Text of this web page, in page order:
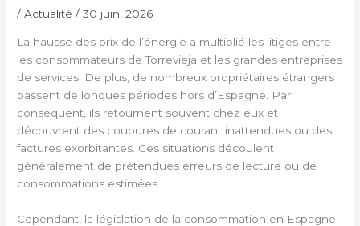
/Actualité /30 juin, 2026
La hausse des prix de l’énergie a multiplié les litiges entre
les consommateurs de Torrevieja et les grandes entreprises
de services. De plus, de nombreux propriétaires étrangers
passent de longues périodes hors d’Espagne. Par
conséquent, ils retournent souvent chez eux et
découvrent des coupures de courant inattendues ou des
factures exorbitantes. Ces situations découlent
généralement de prétendues erreurs de lecture ou de
consommations estimées.
Cependant, la législation de la consommation en Espagne